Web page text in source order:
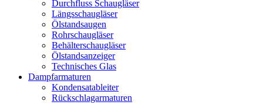
Durchfluss Schaugläser
Längsschaugläser
Ölstandsaugen
Rohrschaugläser
Behälterschaugläser
Ölstandsanzeiger
Technisches Glas
Dampfarmaturen
Kondensatableiter
Rückschlagarmaturen